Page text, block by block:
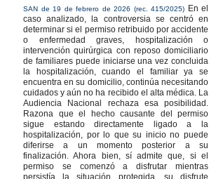
SAN de 19 de febrero de 2026 (rec. 415/2025) En el
caso analizado, la controversia se centró en
determinar si el permiso retribuido por accidente
o enfermedad graves, hospitalización o
intervención quirúrgica con reposo domiciliario
de familiares puede iniciarse una vez concluida
la hospitalización, cuando el familiar ya se
encuentra en su domicilio, continúa necesitando
cuidados y aún no ha recibido el alta médica. La
Audiencia Nacional rechaza esa posibilidad.
Razona que el hecho causante del permiso
sigue estando directamente ligado a la
hospitalización, por lo que su inicio no puede
diferirse a un momento posterior a su
finalización. Ahora bien, sí admite que, si el
permiso se comenzó a disfrutar mientras
persistía la situación protegida, su disfrute